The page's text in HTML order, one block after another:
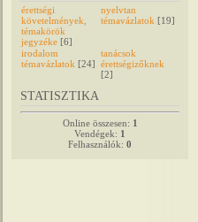
érettségi
követelmények,
témakörök
jegyzéke [6]
nyelvtan
témavázlatok [19]
irodalom
témavázlatok [24]
tanácsok
érettségizőknek
[2]
STATISZTIKA
Online összesen: 1
Vendégek: 1
Felhasználók: 0